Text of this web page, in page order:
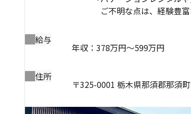
ご不明な点は、経験豊
給与
年収：378万円～599万円
住所
〒325-0001 栃木県那須郡那須